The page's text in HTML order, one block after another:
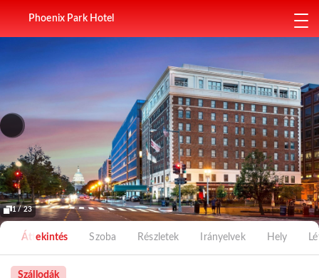
Phoenix Park Hotel
1 / 23
Áttekintés Szoba Részletek Irányelvek Hely
Szállodák